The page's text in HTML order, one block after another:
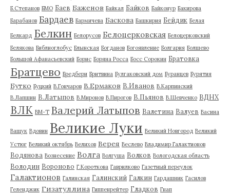
Б.Степанов БМО Баев Баженов Байкал Байков Байконур Бакирова
Барабанов Бардаев Бармичева Баскова Башкирия Бейдик Белая
Белкард Белкин Белорусов Белоцерковская Белоцерковский
Белякова Библиоглобус Блынская Богданов Богоявление Болгария Болшево
Большой Афанасьевский Борис Боряна Росса Босс Сорокин Братовка
Братцево Бредбери Бритвина Булгаковский дом Буранцев Бурятия
Бутко Буцкий В.Гончаров В.Ермаков В.Иванов В.Карпинский
В.Лапшин В.Латыпов В.Миронов В.Пирогов В.Пьянов В.Шевченко ВДНХ
ВЛК ВМ-Т Валерий Латыпов Валетина Валуев Васина
Ващук Вдовин Великие Луки Великий Новгород Великий
Устюг Великий октябрь Велихов Верея Веслево Владимир Галактионов
Водянова Вознесение Волга Волгуша Волков Вологодская область
Володин Вороново Г.Короткова Гаврилково Газетный переулок
Галактионов Галинская Галинский Галкин Гардашник Гасилов
Геленджик Гизатуллина Гиппенрейтер Гладков Гнап